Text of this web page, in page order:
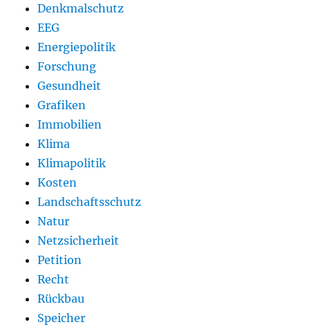
Denkmalschutz
EEG
Energiepolitik
Forschung
Gesundheit
Grafiken
Immobilien
Klima
Klimapolitik
Kosten
Landschaftsschutz
Natur
Netzsicherheit
Petition
Recht
Rückbau
Speicher